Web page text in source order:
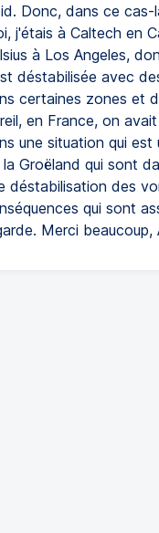
Donc, dans ce cas-
j'étais à Caltech en
à Los Angeles,
déstabilisée avec
certaines zones et
en France, on
une situation qui est
Groëland qui sont
déstabilisation des
qui sont
Merci